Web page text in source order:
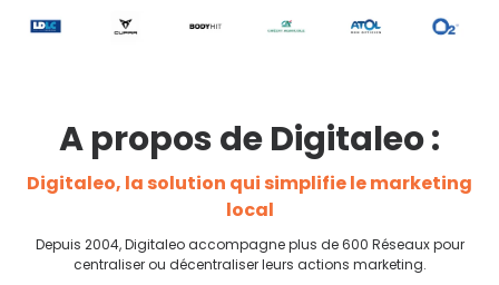
A propos de Digitaleo :
Digitaleo, la solution qui simplifie le marketing
local
Depuis 2004, Digitaleo accompagne plus de 600 Réseaux pour
centraliser ou décentraliser leurs actions marketing.